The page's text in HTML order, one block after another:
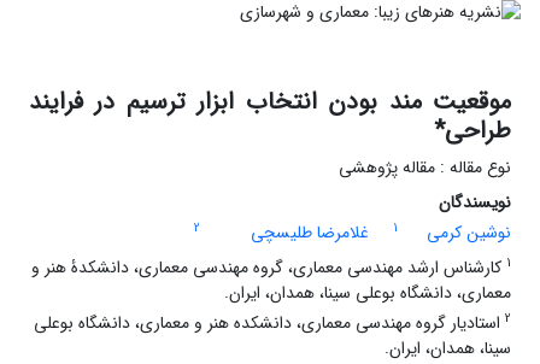
موقعیت مند بودن انتخاب ابزار ترسیم در فرایند
طراحی*
نوع مقاله : مقاله پژوهشی
نویسندگان
نوشین کرمی
1 غلامرضا طلیسچی
2
1 کارشناس ارشد مهندسی معماری، گروه مهندسی معماری، دانشکدۀ هنر و
معماری، دانشگاه بوعلی سینا، همدان، ایران.
2 استادیار گروه مهندسی معماری، دانشکده هنر و معماری، دانشگاه بوعلی
سینا، همدان، ایران.